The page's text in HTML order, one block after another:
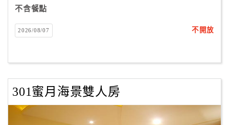
訂
房
Q&A
卡
訂
不含餐點
2026/08/07 不開放
301蜜月海景雙人房